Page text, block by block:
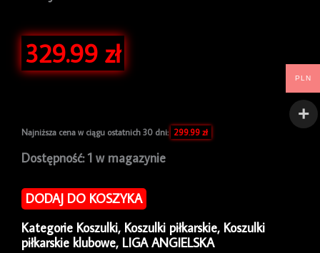
329.99 zł
Najniższa cena w ciągu ostatnich 30 dni: 299.99 zł
Dostępność: 1 w magazynie
ilość
piłkarska
Arsenal
2017/18
Third
DODAJ DO KOSZYKA
Kategorie Koszulki, Koszulki piłkarskie, Koszulki
piłkarskie klubowe, LIGA ANGIELSKA
PLN